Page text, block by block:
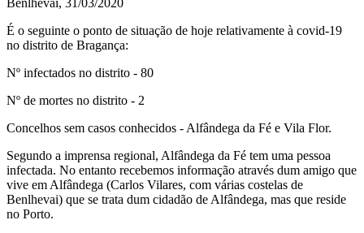
É o seguinte o ponto de situação de hoje relativamente à covid-19
no distrito de Bragança:
Nº infectados no distrito - 80
Nº de mortes no distrito - 2
Concelhos sem casos conhecidos - Alfândega da Fé e Vila Flor.
Segundo a imprensa regional, Alfândega da Fé tem uma pessoa
infectada. No entanto recebemos informação através dum amigo que
vive em Alfândega (Carlos Vilares, com várias costelas de
Benlhevai) que se trata dum cidadão de Alfândega, mas que reside
no Porto.